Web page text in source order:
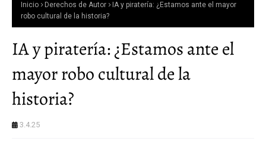
Inicio Derechos de Autor
IA y piratería: ¿Estamos ante el mayor
robo cultural de la historia?
IA y piratería: ¿Estamos ante el
mayor robo cultural de la
historia?
3.4.25